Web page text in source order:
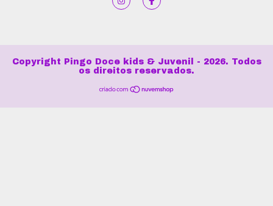
Copyright Pingo Doce kids & Juvenil - 2026. Todos
os direitos reservados.